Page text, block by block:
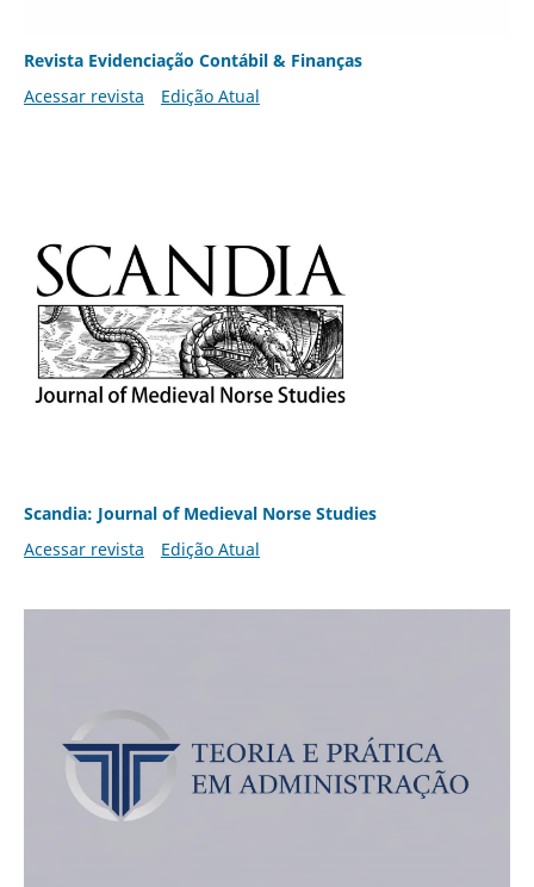
Revista Evidenciação Contábil & Finanças
Acessar revista
Edição Atual
Scandia: Journal of Medieval Norse Studies
Acessar revista
Edição Atual